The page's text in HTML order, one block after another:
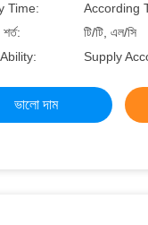
Time:
According
টি/টি, এল/সি
Supply
ভালো দাম